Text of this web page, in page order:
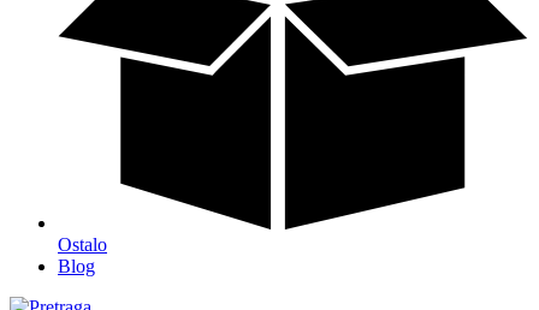
Ostalo
Blog